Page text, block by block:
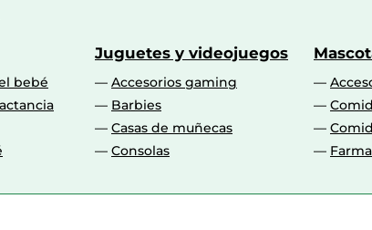
bebé
Juguetes y videojuegos
Accesorios gaming
Barbies
Casas de muñecas
Consolas